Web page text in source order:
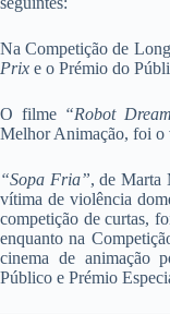
Na Competição de
Prix e o Prémio do
O filme “Robot
Melhor Animação, foi o
“Sopa Fria”, de Marta
vítima de violência
competição de curtas,
enquanto na
cinema de animação
Público e Prémio